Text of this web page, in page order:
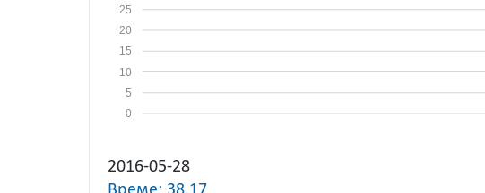
0
5
10
15
20
25
2016-05-28